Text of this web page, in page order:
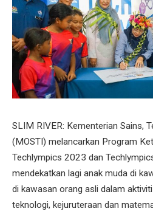
SLIM RIVER: Kementerian Sains,
(MOSTI) melancarkan Program
Techlympics 2023 dan
mendekatkan lagi anak muda di
di kawasan orang asli dalam
teknologi, kejuruteraan dan